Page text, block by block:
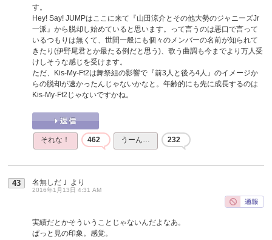
す。
Hey! Say! JUMPはここに来て『山田涼介とその他大勢のジャニーズJr
一派』から脱却し始めていると思います。って言うのは悪口で言って
いるつもりは無くて、世間一般にも個々のメンバーの名前が知られて
きたり(伊野尾君とか最たる例だと思う)、歌う曲調も今までより万人受
けしそうな感じを受けます。
ただ、Kis-My-Ft2は舞祭組の影響で『前3人と後ろ4人』のイメージか
らの脱却が速かったんじゃないかなと。年齢的にも先に成長するのは
Kis-My-Ft2じゃないですかね。
それな！ 462 うーん… 232
43 名無しだＪ より
2016年1月13日 4:31 AM
実績だとかそういうことじゃないんだよなあ。
ぱっと見の印象。感覚。